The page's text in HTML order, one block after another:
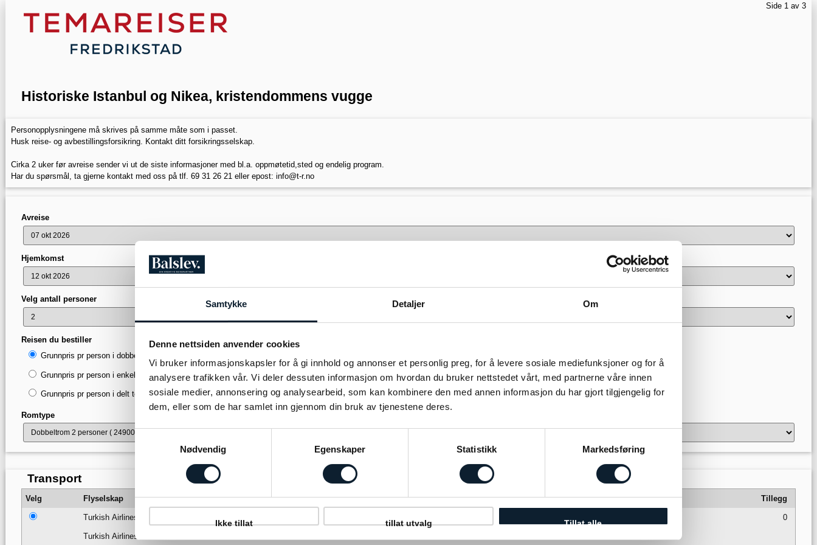
Samtykke Detaljer Om
Denne nettsiden anvender cookies
Vi bruker informasjonskapsler for å gi innhold og annonser et personlig preg, for å levere sosiale mediefunksjoner og for å
analysere trafikken vår. Vi deler dessuten informasjon om hvordan du bruker nettstedet vårt, med partnerne våre innen
sosiale medier, annonsering og analysearbeid, som kan kombinere den med annen informasjon du har gjort tilgjengelig for
dem, eller som de har samlet inn gjennom din bruk av tjenestene deres.
Samtykkevalg
Nødvendig
Egenskaper Statistikk Markedsføring
Ikke tillat tillat utvalg Tillat alle
Historiske Istanbul og Nikea, kristendommens vugge
Side 1 av 3
Personopplysningene må skrives på samme måte som i passet.
Husk reise- og avbestillingsforsikring. Kontakt ditt forsikringsselskap.
Cirka 2 uker før avreise sender vi ut de siste informasjoner med bl.a. oppmøtetid,sted og endelig program.
Har du spørsmål, ta gjerne kontakt med oss på tlf. 69 31 26 21 eller epost: info@t-r.no
Avreise
Hjemkomst
Velg antall personer
Reisen du bestiller
Grunnpris pr person i dobbeltrom ( 24900 - 24900 )
Grunnpris pr person i enkeltrom ( 28800 - 28800 )
Grunnpris pr person i delt tosengsrom ( 24900 - 24900 )
Romtype
Transport
Velg Flyselskap Fra Til Avreise Ankomst Tillegg
Turkish Airlines 0
Turkish Airlines